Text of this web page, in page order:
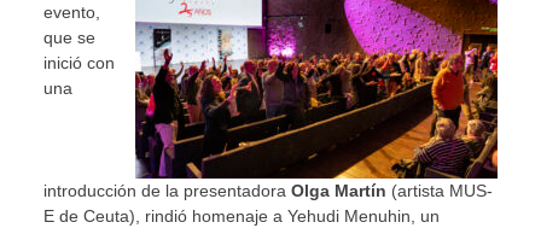
evento,
que se
inició con
una
introducción de la presentadora Olga Martín (artista MUS-
E de Ceuta), rindió homenaje a Yehudi Menuhin, un